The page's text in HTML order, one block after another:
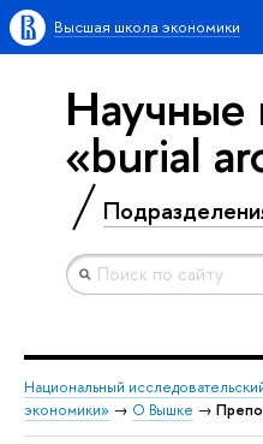
Высшая школа экономики
Научные
«burial
Национальный
экономики» → О Вышке →